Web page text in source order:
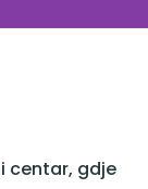
centar, gdje